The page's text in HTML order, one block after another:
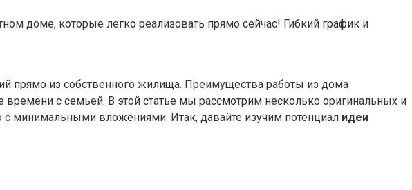
доме, которые легко реализовать прямо сейчас! Гибкий график и
прямо из собственного жилища. Преимущества работы из дома
с семьей. В этой статье мы рассмотрим несколько оригинальных и
с минимальными вложениями. Итак, давайте изучим потенциал идеи